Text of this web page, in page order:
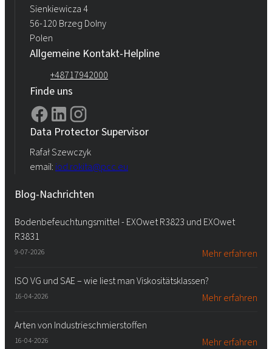
Sienkiewicza 4
56-120 Brzeg Dolny
Polen
Allgemeine Kontakt-Helpline
+48717942000
Finde uns
Data Protector Supervisor
Rafał Szewczyk
email: iod.rokita@pcc.eu
Blog-Nachrichten
Bodenbefeuchtungsmittel - EXOwet R3823 und EXOwet
R3831
9-07-2026 Mehr erfahren
ISO VG und SAE – wie liest man Viskositätsklassen?
16-04-2026 Mehr erfahren
Arten von Industrieschmierstoffen
16-04-2026 Mehr erfahren